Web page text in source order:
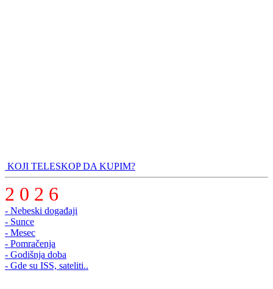
KOJI TELESKOP DA KUPIM?
2 0 2 6
- Nebeski događaji
- Sunce
- Mesec
- Pomračenja
- Godišnja doba
- Gde su ISS, sateliti..